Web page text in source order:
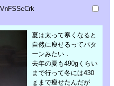
夏は太って寒くなると
自然に痩せるってパタ
ーンみたい．
去年の夏も490gくらい
まで行って冬には430
ｇまで痩せたんだが